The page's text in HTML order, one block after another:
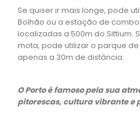
Se quiser ir mais longe, pode
Bolhão ou a estação de
localizadas a 500m do Sittium.
mota, pode utilizar o parque
apenas a 30m de distância.
O Porto é famoso pela sua
pitorescas, cultura vibrante e